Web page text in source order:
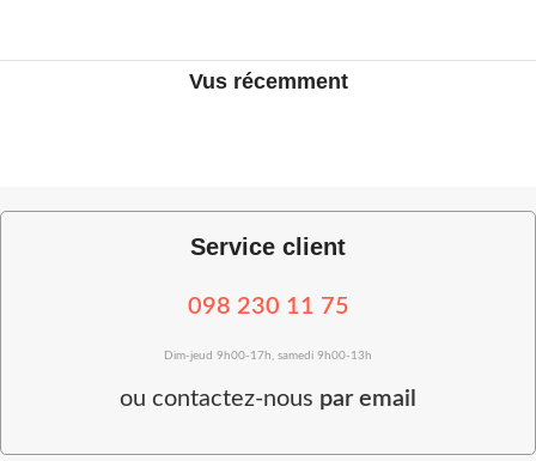
Vus récemment
Service client
098 230 11 75
Dim-jeud 9h00-17h, samedi 9h00-13h
ou contactez-nous par email